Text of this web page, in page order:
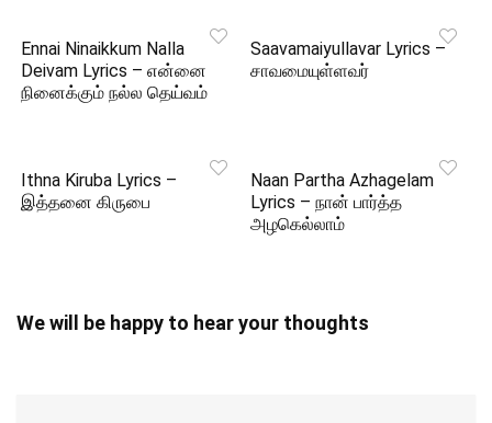
Ennai Ninaikkum Nalla
Deivam Lyrics – என்னை
நினைக்கும் நல்ல தெய்வம்
Saavamaiyullavar Lyrics –
சாவமையுள்ளவர்
Ithna Kiruba Lyrics –
இத்தனை கிருபை
Naan Partha Azhagelam
Lyrics – நான் பார்த்த
அழகெல்லாம்
We will be happy to hear your thoughts